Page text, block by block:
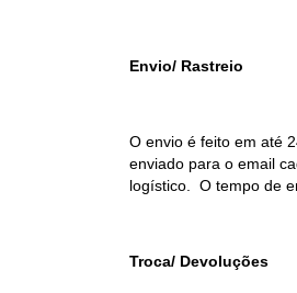
Envio/ Rastreio
O envio é feito em até
enviado para o email
logístico. O tempo de
Troca/ Devoluções